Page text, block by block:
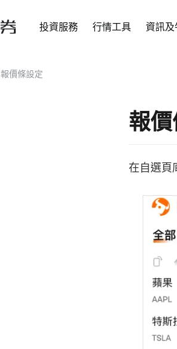
投資服務 行情工具 資訊
報價條設定
報
在自選頁